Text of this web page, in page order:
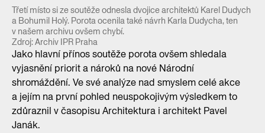
Třetí místo si ze soutěže odnesla dvojice architektů Karel Dudych
a Bohumil Holý. Porota ocenila také návrh Karla Dudycha, ten
v našem archivu ovšem chybí.
Zdroj: Archiv IPR Praha
Jako hlavní přínos soutěže porota ovšem shledala
vyjasnění priorit a nároků na nové Národní
shromáždění. Ve své analýze nad smyslem celé akce
a jejím na první pohled neuspokojivým výsledkem to
zdůraznil v časopisu Architektura i architekt Pavel
Janák.